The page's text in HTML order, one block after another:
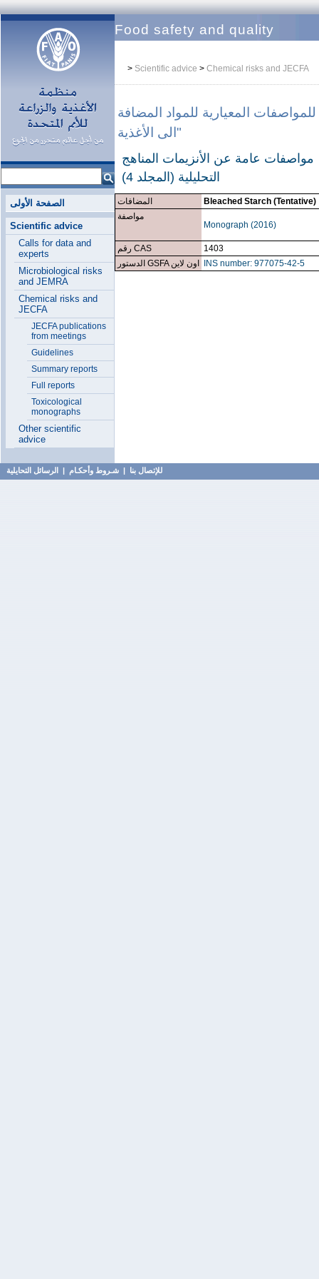
الصفحة الأولى
Scientific advice
Calls for data and
experts
Microbiological risks
and JEMRA
Chemical risks and
JECFA
JECFA publications
from meetings
Guidelines
Summary reports
Full reports
Toxicological
monographs
Other scientific
advice
Food safety and quality
> Scientific advice > Chemical risks and JECFA
المعيارية للمواد المضافة
الى الأغذية"
مواصفات عامة عن الأنزيمات المناهج
التحليلية (المجلد 4)
المضافات
Bleached Starch (Tentative)
مواصفة
Monograph (2016)
رقم CAS
1403
الدستور GSFA اون لاين
INS number: 977075-42-5
للإتصال بنا | شـروط وأحكـام | الرسائل التحايلية